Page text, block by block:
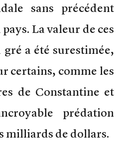
sans précédent
La valeur de ces
gré a été surestimée,
certains, comme les
de Constantine et
prédation
milliards de dollars.